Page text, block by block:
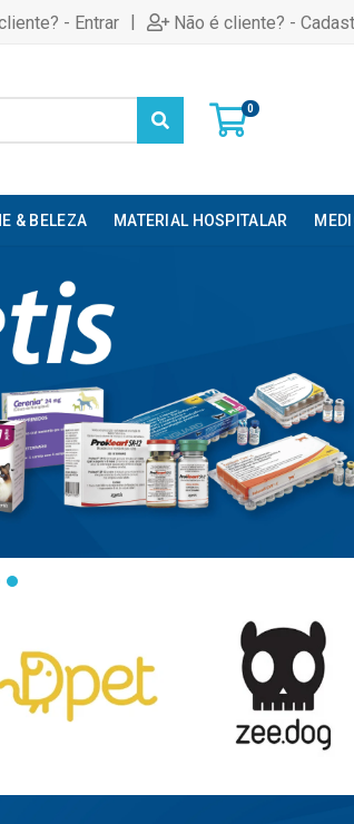
- Entrar | Não é cliente? -
0
& BELEZA MATERIAL HOSPITALAR